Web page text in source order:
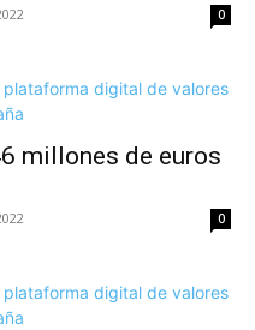
0
millones de euros
0